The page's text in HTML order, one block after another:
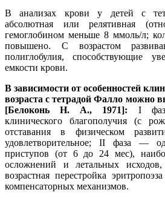
В анализах крови у детей с
абсолютная или релятивная
гемоглобином меньше 8 ммоль/л;
повышено. С возрастом
полиглобулия, способствующие
емкости крови.
В зависимости от особенностей
возраста с тетрадой Фалло можно
[Белоконь Н. А., 1971]: I
клинического благополучия (с
отставания в физическом
удовлетворительное; II фаза —
приступов (от 6 до 24 мес),
осложнений и летальных
возрастная перестройка
компенсаторных механизмов.